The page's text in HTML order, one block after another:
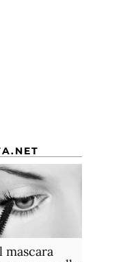
mascara